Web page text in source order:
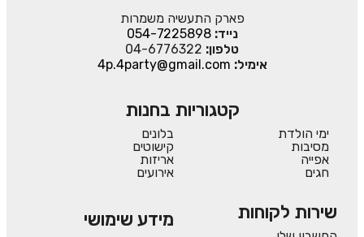
פארק התעשיה משמרות
נייד:054-7225898
טלפון: 04-6776322
אימיל: 4p.4party@gmail.com
קטגוריות בחנות
ימי הולדת
מסיבות
אפייה
חגים
בלונים
קישוטים
אריזות
אירועים
שירות לקוחות מידע שימושי